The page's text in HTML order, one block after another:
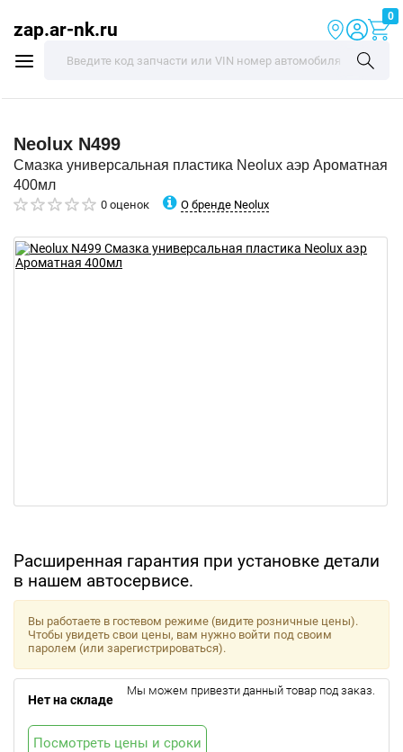
zap.ar-nk.ru
0
Neolux N499
Смазка универсальная пластика Neolux аэр Ароматная
400мл
0 оценок О бренде Neolux
Расширенная гарантия при установке детали
в нашем автосервисе.
Вы работаете в гостевом режиме (видите розничные цены).
Чтобы увидеть свои цены, вам нужно войти под своим
паролем (или зарегистрироваться).
Нет на складе
Мы можем привезти данный товар под заказ.
Посмотреть цены и сроки